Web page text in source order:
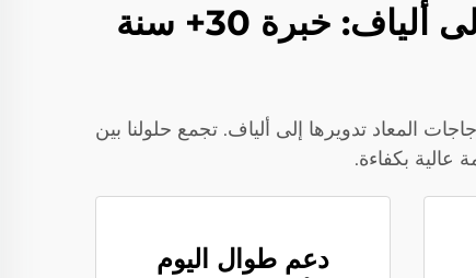
سوفت جيم | مزايا خط إنتاج تحويل الزجاجات المعاد تدويرها إلى ألياف: خبرة 30+ سنة
تحويل الزجاجات المعاد تدويرها إلى ألياف. تجمع حلولنا بين
دعم طوال اليوم